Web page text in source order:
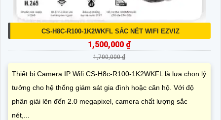
CS-H8C-R100-1K2WKFL SẮC NÉT WIFI EZVIZ
1,500,000 ₫
1,700,000 ₫
Thiết bị Camera IP Wifi CS-H8c-R100-1K2WKFL là lựa chọn lý
tưởng cho hệ thống giám sát gia đình hoặc căn hộ. Với độ
phân giải lên đến 2.0 megapixel, camera chất lượng sắc
nét,...